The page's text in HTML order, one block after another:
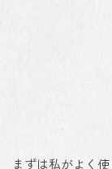
まずは私がよく